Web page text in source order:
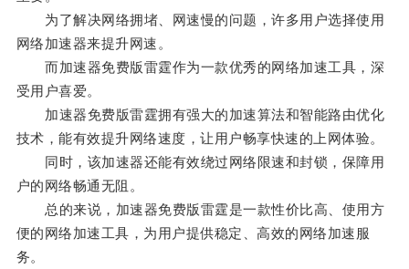
为了解决网络拥堵、网速慢的问题，许多用户选择使用
网络加速器来提升网速。
而加速器免费版雷霆作为一款优秀的网络加速工具，深
受用户喜爱。
加速器免费版雷霆拥有强大的加速算法和智能路由优化
技术，能有效提升网络速度，让用户畅享快速的上网体验。
同时，该加速器还能有效绕过网络限速和封锁，保障用
户的网络畅通无阻。
总的来说，加速器免费版雷霆是一款性价比高、使用方
便的网络加速工具，为用户提供稳定、高效的网络加速服
务。